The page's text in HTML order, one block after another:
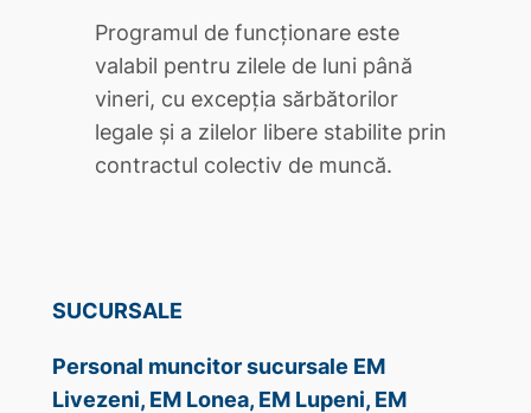
Programul de funcţionare este
valabil pentru zilele de luni până
vineri, cu excepţia sărbătorilor
legale şi a zilelor libere stabilite prin
contractul colectiv de muncă.
SUCURSALE
Personal muncitor sucursale EM
Livezeni, EM Lonea, EM Lupeni, EM